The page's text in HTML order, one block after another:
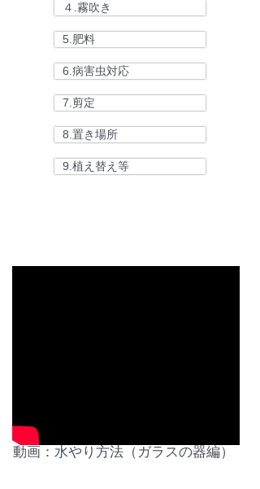
1.お水やり方法
動画：水やり方法（ガラスの器編）
４.霧吹き
5.肥料
6.病害虫対応
7.剪定
8.置き場所
9.植え替え等